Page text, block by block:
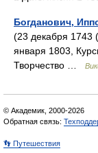
Богданович,
(23 декабря 1743
января 1803,
Творчество …
© Академик, 2000-2026
Обратная связь:
👣 Путешествия